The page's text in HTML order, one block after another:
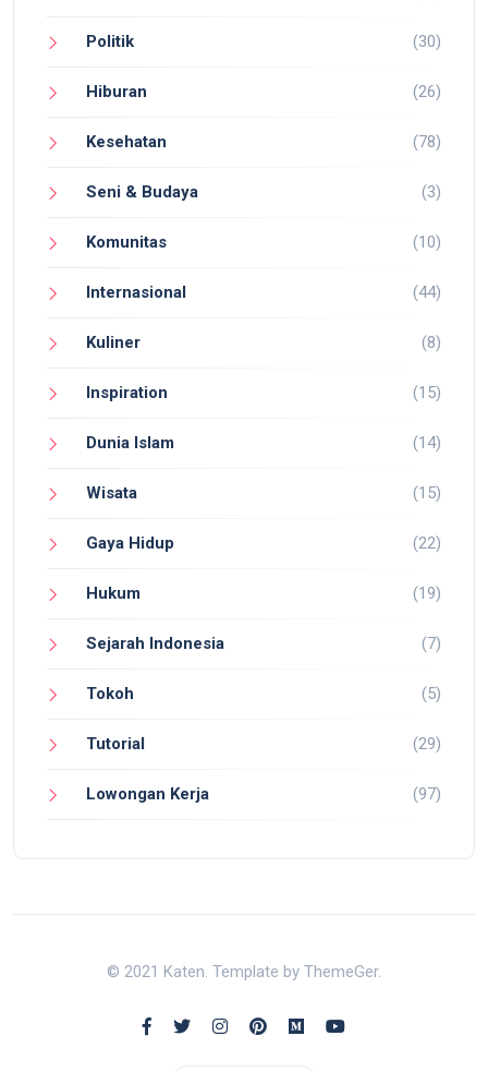
Politik (30)
Hiburan (26)
Kesehatan (78)
Seni & Budaya (3)
Komunitas (10)
Internasional (44)
Kuliner (8)
Inspiration (15)
Dunia Islam (14)
Wisata (15)
Gaya Hidup (22)
Hukum (19)
Sejarah Indonesia (7)
Tokoh (5)
Tutorial (29)
Lowongan Kerja (97)
© 2021 Katen. Template by ThemeGer.